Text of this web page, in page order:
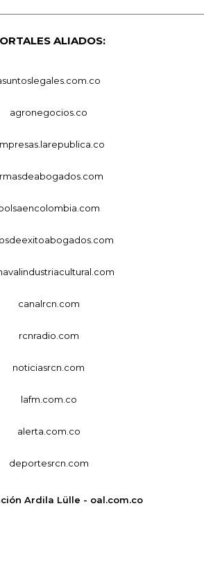
ALIADOS:
agronegocios.co
canalrcn.com
rcnradio.com
noticiasrcn.com
lafm.com.co
alerta.com.co
deportesrcn.com
Ardila Lülle - oal.com.co